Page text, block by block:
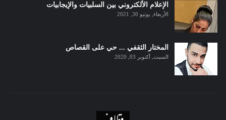
الإعلام الألكتروني بين السلبيات والإيجابيات
الأربعاء, يونيو 30, 2021
المختار الثقفي ... حي على القصاص
السبت, أكتوبر 03, 2020